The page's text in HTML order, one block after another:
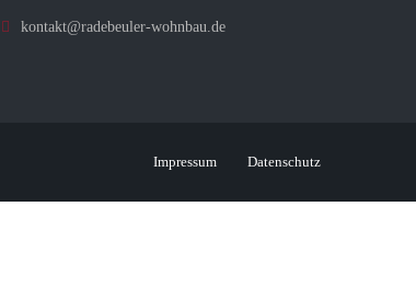
kontakt@radebeuler-wohnbau.de
Impressum Datenschutz